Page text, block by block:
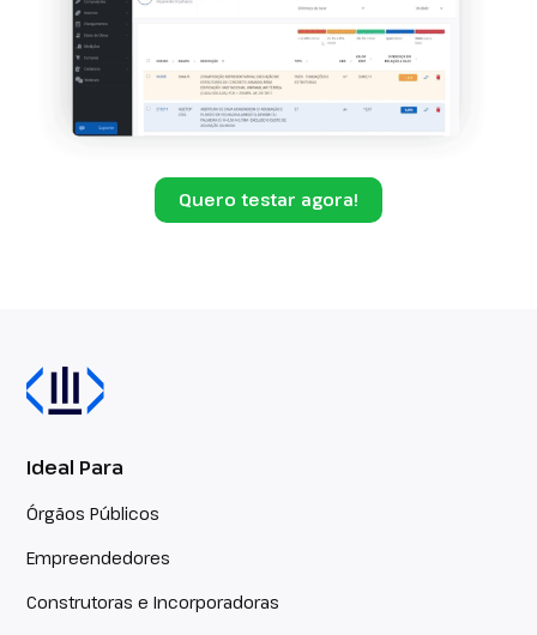
Quero testar agora!
Ideal Para
Órgãos Públicos
Empreendedores
Construtoras e Incorporadoras